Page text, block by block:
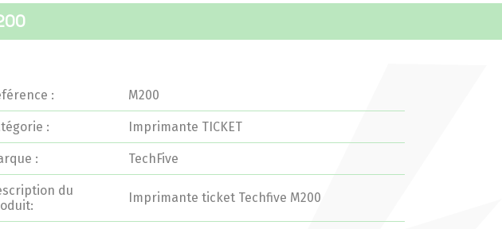
: M200
: Imprimante TICKET
: TechFive
du
Imprimante ticket Techfive M200